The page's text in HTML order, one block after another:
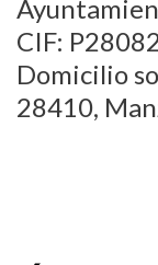
CIF:
Domicilio
28410,